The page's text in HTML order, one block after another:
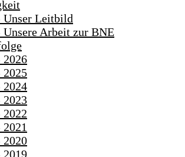
Leitbild
Arbeit zur BNE